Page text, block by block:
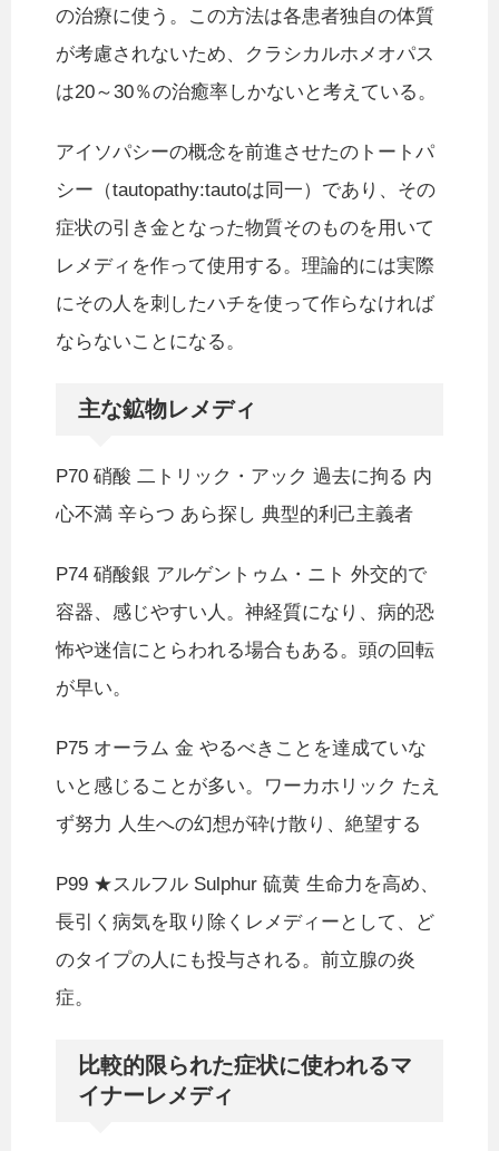
の治療に使う。この方法は各患者独自の体質
が考慮されないため、クラシカルホメオパス
は20～30％の治癒率しかないと考えている。
アイソパシーの概念を前進させたのトートパ
シー（tautopathy:tautoは同一）であり、その
症状の引き金となった物質そのものを用いて
レメディを作って使用する。理論的には実際
にその人を刺したハチを使って作らなければ
ならないことになる。
主な鉱物レメディ
P70 硝酸 二トリック・アック 過去に拘る 内
心不満 辛らつ あら探し 典型的利己主義者
P74 硝酸銀 アルゲントゥム・ニト 外交的で
容器、感じやすい人。神経質になり、病的恐
怖や迷信にとらわれる場合もある。頭の回転
が早い。
P75 オーラム 金 やるべきことを達成ていな
いと感じることが多い。ワーカホリック たえ
ず努力 人生への幻想が砕け散り、絶望する
P99 ★スルフル Sulphur 硫黄 生命力を高め、
長引く病気を取り除くレメディーとして、ど
のタイプの人にも投与される。前立腺の炎
症。
比較的限られた症状に使われるマ
イナーレメディ